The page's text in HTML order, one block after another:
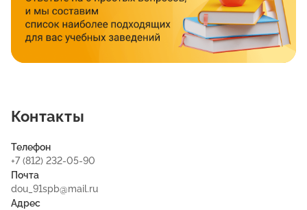
Контакты
Телефон
+7 (812) 232-05-90
Почта
dou_91spb@mail.ru
Адрес